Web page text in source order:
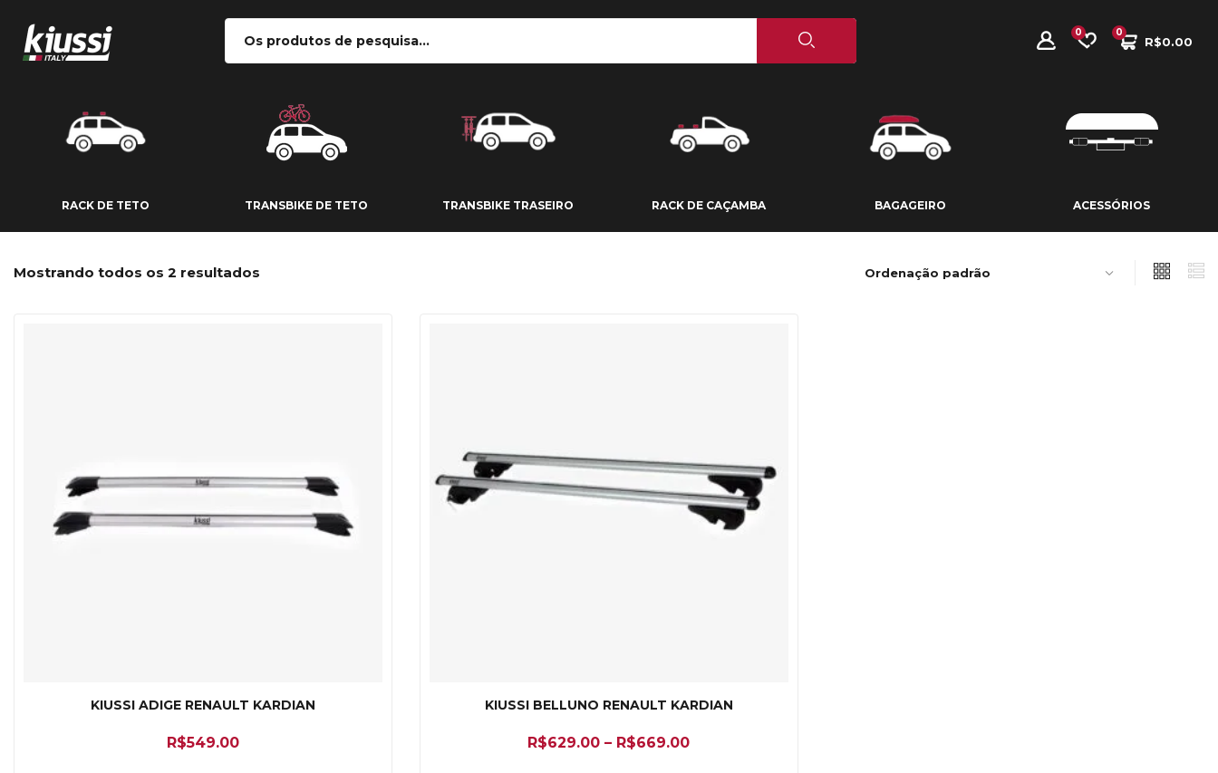
0
R$0.00
0
RACK DE TETO TRANSBIKE DE TETO TRANSBIKE TRASEIRO RACK DE CAÇAMBA BAGAGEIRO ACESSÓRIOS
TRANSBIKE DE TETO
Mostrando todos os 2 resultados
KIUSSI ADIGE RENAULT KARDIAN
R$549.00
KIUSSI BELLUNO RENAULT KARDIAN
R$629.00 – R$669.00